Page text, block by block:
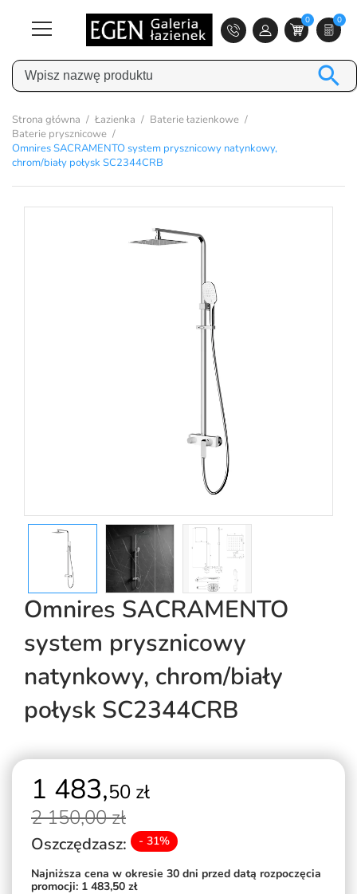
0 0

Strona główna Łazienka
Baterie łazienkowe
Baterie prysznicowe
Omnires SACRAMENTO system prysznicowy natynkowy,
chrom/biały połysk SC2344CRB
Omnires SACRAMENTO
system prysznicowy
natynkowy, chrom/biały
połysk SC2344CRB
1 483,50 zł
2 150,00 zł
Oszczędzasz: - 31%
Najniższa cena w okresie 30 dni przed datą rozpoczęcia
promocji: 1 483,50 zł